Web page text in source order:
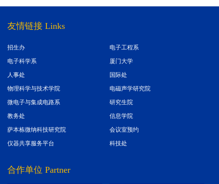
友情链接 Links
电子工程系
招生办
厦门大学
电子科学系
国际处
人事处
电磁声学研究院
物理科学与技术学院
研究生院
微电子与集成电路系
信息学院
教务处
会议室预约
萨本栋微纳科技研究院
科技处
仪器共享服务平台
合作单位 Partner